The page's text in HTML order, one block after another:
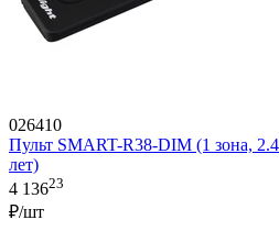
026410
Пульт SMART-R38-DIM (1 зона,
лет)
4 13623
₽/шт